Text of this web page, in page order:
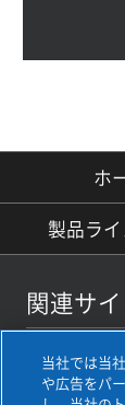
ホ
製品ラ
関連サ
ベースパッ
セレクト
当社では当
や広告をパ